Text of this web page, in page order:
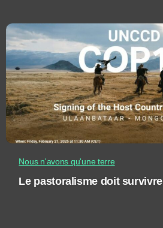
Nous n'avons qu'une terre
Le pastoralisme doit survivre